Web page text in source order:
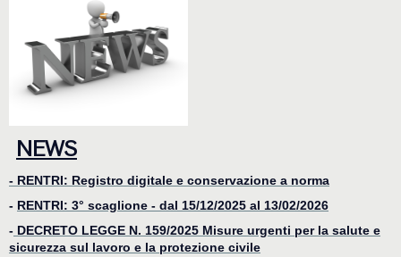
NEWS
- RENTRI: Registro digitale e conservazione a norma
- RENTRI: 3° scaglione - dal 15/12/2025 al 13/02/2026
- DECRETO LEGGE N. 159/2025 Misure urgenti per la salute e
sicurezza sul lavoro e la protezione civile